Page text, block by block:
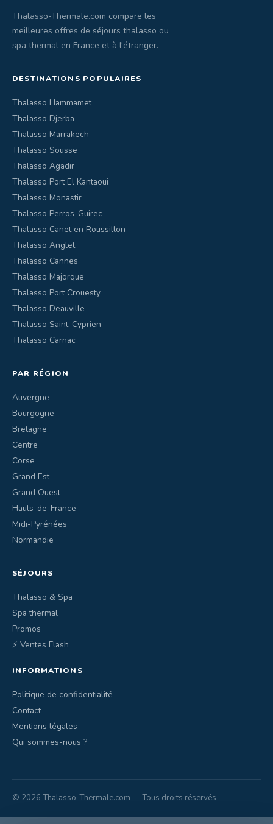
Thalasso-Thermale.com compare les
meilleures offres de séjours thalasso ou
spa thermal en France et à l'étranger.
DESTINATIONS POPULAIRES
Thalasso Hammamet
Thalasso Djerba
Thalasso Marrakech
Thalasso Sousse
Thalasso Agadir
Thalasso Port El Kantaoui
Thalasso Monastir
Thalasso Perros-Guirec
Thalasso Canet en Roussillon
Thalasso Anglet
Thalasso Cannes
Thalasso Majorque
Thalasso Port Crouesty
Thalasso Deauville
Thalasso Saint-Cyprien
Thalasso Carnac
PAR RÉGION
Auvergne
Bourgogne
Bretagne
Centre
Corse
Grand Est
Grand Ouest
Hauts-de-France
Midi-Pyrénées
Normandie
SÉJOURS
Thalasso & Spa
Spa thermal
Promos
⚡ Ventes Flash
INFORMATIONS
Politique de confidentialité
Contact
Mentions légales
Qui sommes-nous ?
© 2026 Thalasso-Thermale.com — Tous droits réservés